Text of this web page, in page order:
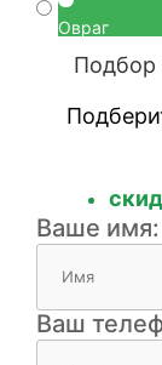
Овраг
Подбор
Ваше имя:
Ваш